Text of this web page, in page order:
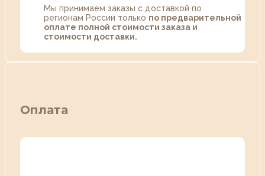
Мы принимаем заказы с доставкой по
регионам России только по предварительной
оплате полной стоимости заказа и
стоимости доставки.
Оплата